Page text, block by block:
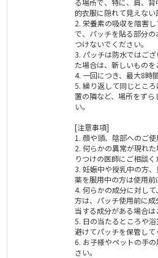
る場所で、特に、肩、
的衣服に隠れて見えない
2. 栄養素の吸収を阻害
で、パッチを貼る部分
つけないでください。
3. パッチは防水ではご
た場合は、新しいものを
4. 一回につき、最大8時
5. 繰り返して同じとこ
置の隣など、場所をず
い。
[注意事項]
1. 顔や頭、陰部へのご使
2. 何らかの異常が現れ
りつけの医師にご相談く
3. 妊娠中や授乳中の方
薬を服用中の方は使用前
4. 何らかの成分に対し
方は、パッチ使用前に
当する成分がある場合は
5. 日の当たるところや
避けてパッチを保管して
6. お子様やペットの手
さい。